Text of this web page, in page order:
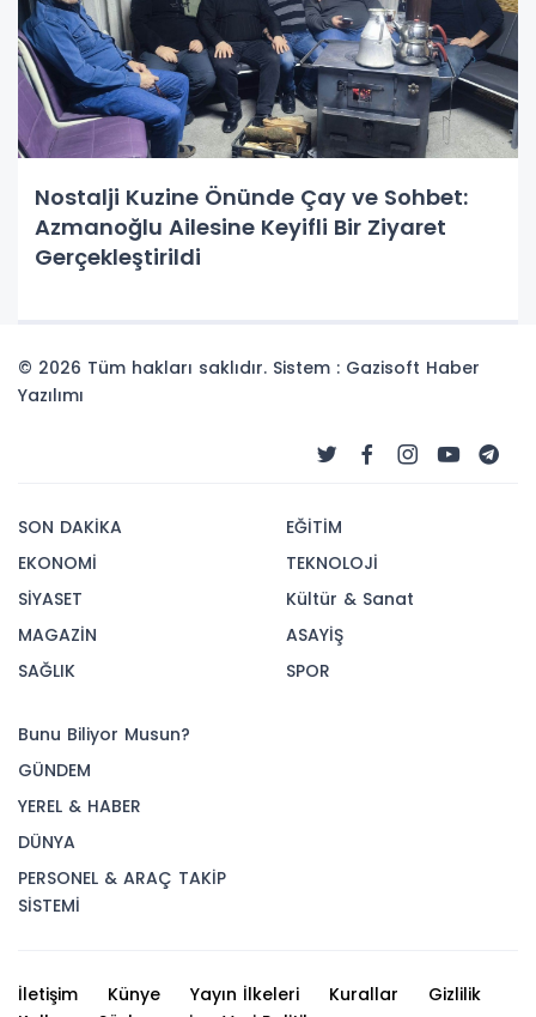
Nostalji Kuzine Önünde Çay ve Sohbet:
Azmanoğlu Ailesine Keyifli Bir Ziyaret
Gerçekleştirildi
© 2026 Tüm hakları saklıdır. Sistem : Gazisoft Haber
Yazılımı
SON DAKİKA
EKONOMİ
SİYASET
MAGAZİN
SAĞLIK
EĞİTİM
TEKNOLOJİ
Kültür & Sanat
ASAYİŞ
SPOR
Bunu Biliyor Musun?
GÜNDEM
YEREL & HABER
DÜNYA
PERSONEL & ARAÇ TAKİP
SİSTEMİ
İletişim Künye Yayın İlkeleri Kurallar
Gizlilik